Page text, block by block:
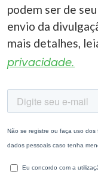
podem ser de
envio da
mais detalhes,
privacidade.